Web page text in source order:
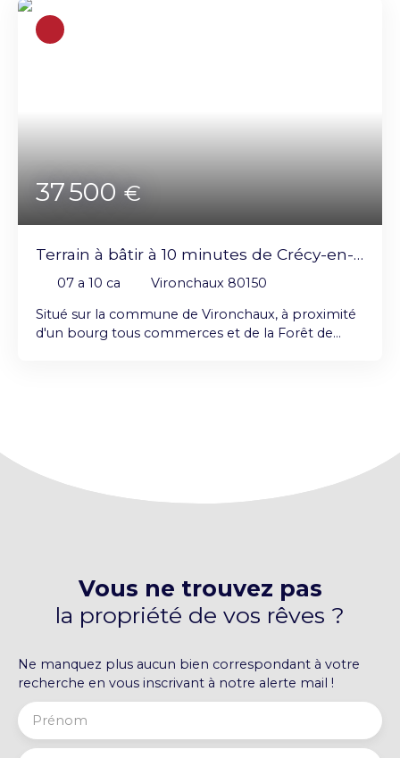
37 500€
Terrain à bâtir à 10 minutes de Crécy-en-
Ponthieu
07 a 10 ca
Vironchaux 80150
Situé sur la commune de Vironchaux, à proximité
d'un bourg tous commerces et de la Forêt de
Vous ne trouvez pas
la propriété de vos rêves ?
Ne manquez plus aucun bien correspondant à votre
recherche en vous inscrivant à notre alerte mail !
Prénom